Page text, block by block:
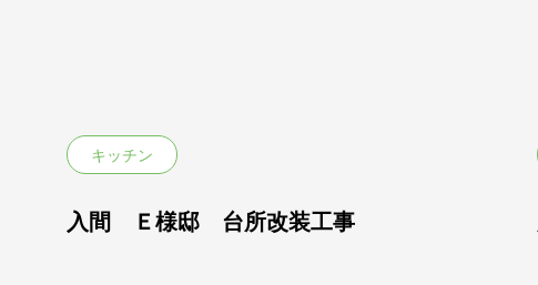
キッチン
入間 Ｅ様邸 台所改装工事